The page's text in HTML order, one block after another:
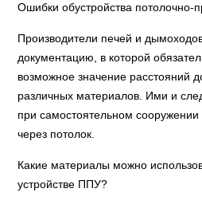
Ошибки обустройства потолочно-
Производители печей и
документацию, в которой
возможное значение расстояний
различных материалов. Ими и
при самостоятельном
через потолок.
Какие материалы можно
устройстве ППУ?